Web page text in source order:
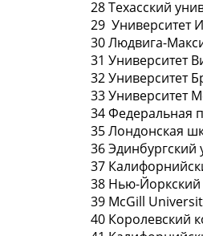
28 Техасский
29 Университет
30 Людвига-
31 Университет
32 Университет
33 Университет
34 Федеральная
35 Лондонская
36 Эдинбургский
37
38 Нью-
39 McGill
40 Королевский